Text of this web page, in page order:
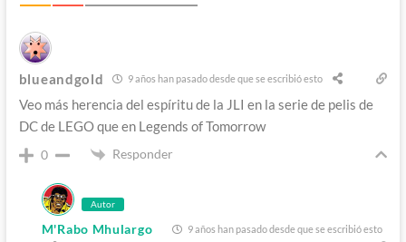
blueandgold 9 años han pasado desde que se escribió esto
Veo más herencia del espíritu de la JLI en la serie de pelis de
DC de LEGO que en Legends of Tomorrow
0 Responder
Autor
M'Rabo Mhulargo 9 años han pasado desde que se escribió esto